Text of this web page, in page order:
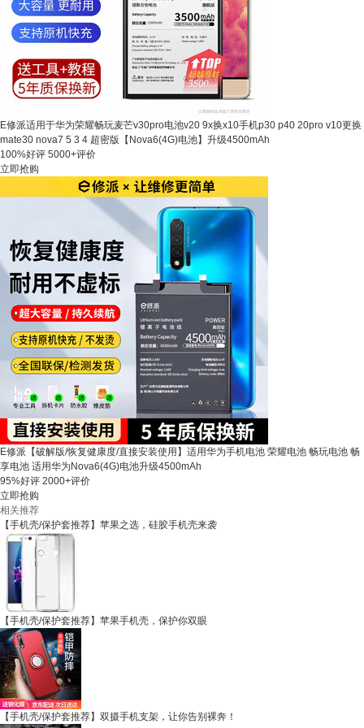
E修派适用于华为荣耀畅玩麦芒v30pro电池v20 9x换x10手机p30 p40 20pro v10更换
mate30 nova7 5 3 4 超密版【Nova6(4G)电池】升级4500mAh
100%好评 5000+评价
立即抢购
E修派【破解版/恢复健康度/直接安装使用】适用华为手机电池 荣耀电池 畅玩电池 畅
享电池 适用华为Nova6(4G)电池升级4500mAh
95%好评 2000+评价
立即抢购
相关推荐
【手机壳/保护套推荐】苹果之选，硅胶手机壳来袭
【手机壳/保护套推荐】苹果手机壳，保护你双眼
【手机壳/保护套推荐】双摄手机支架，让你告别裸奔！